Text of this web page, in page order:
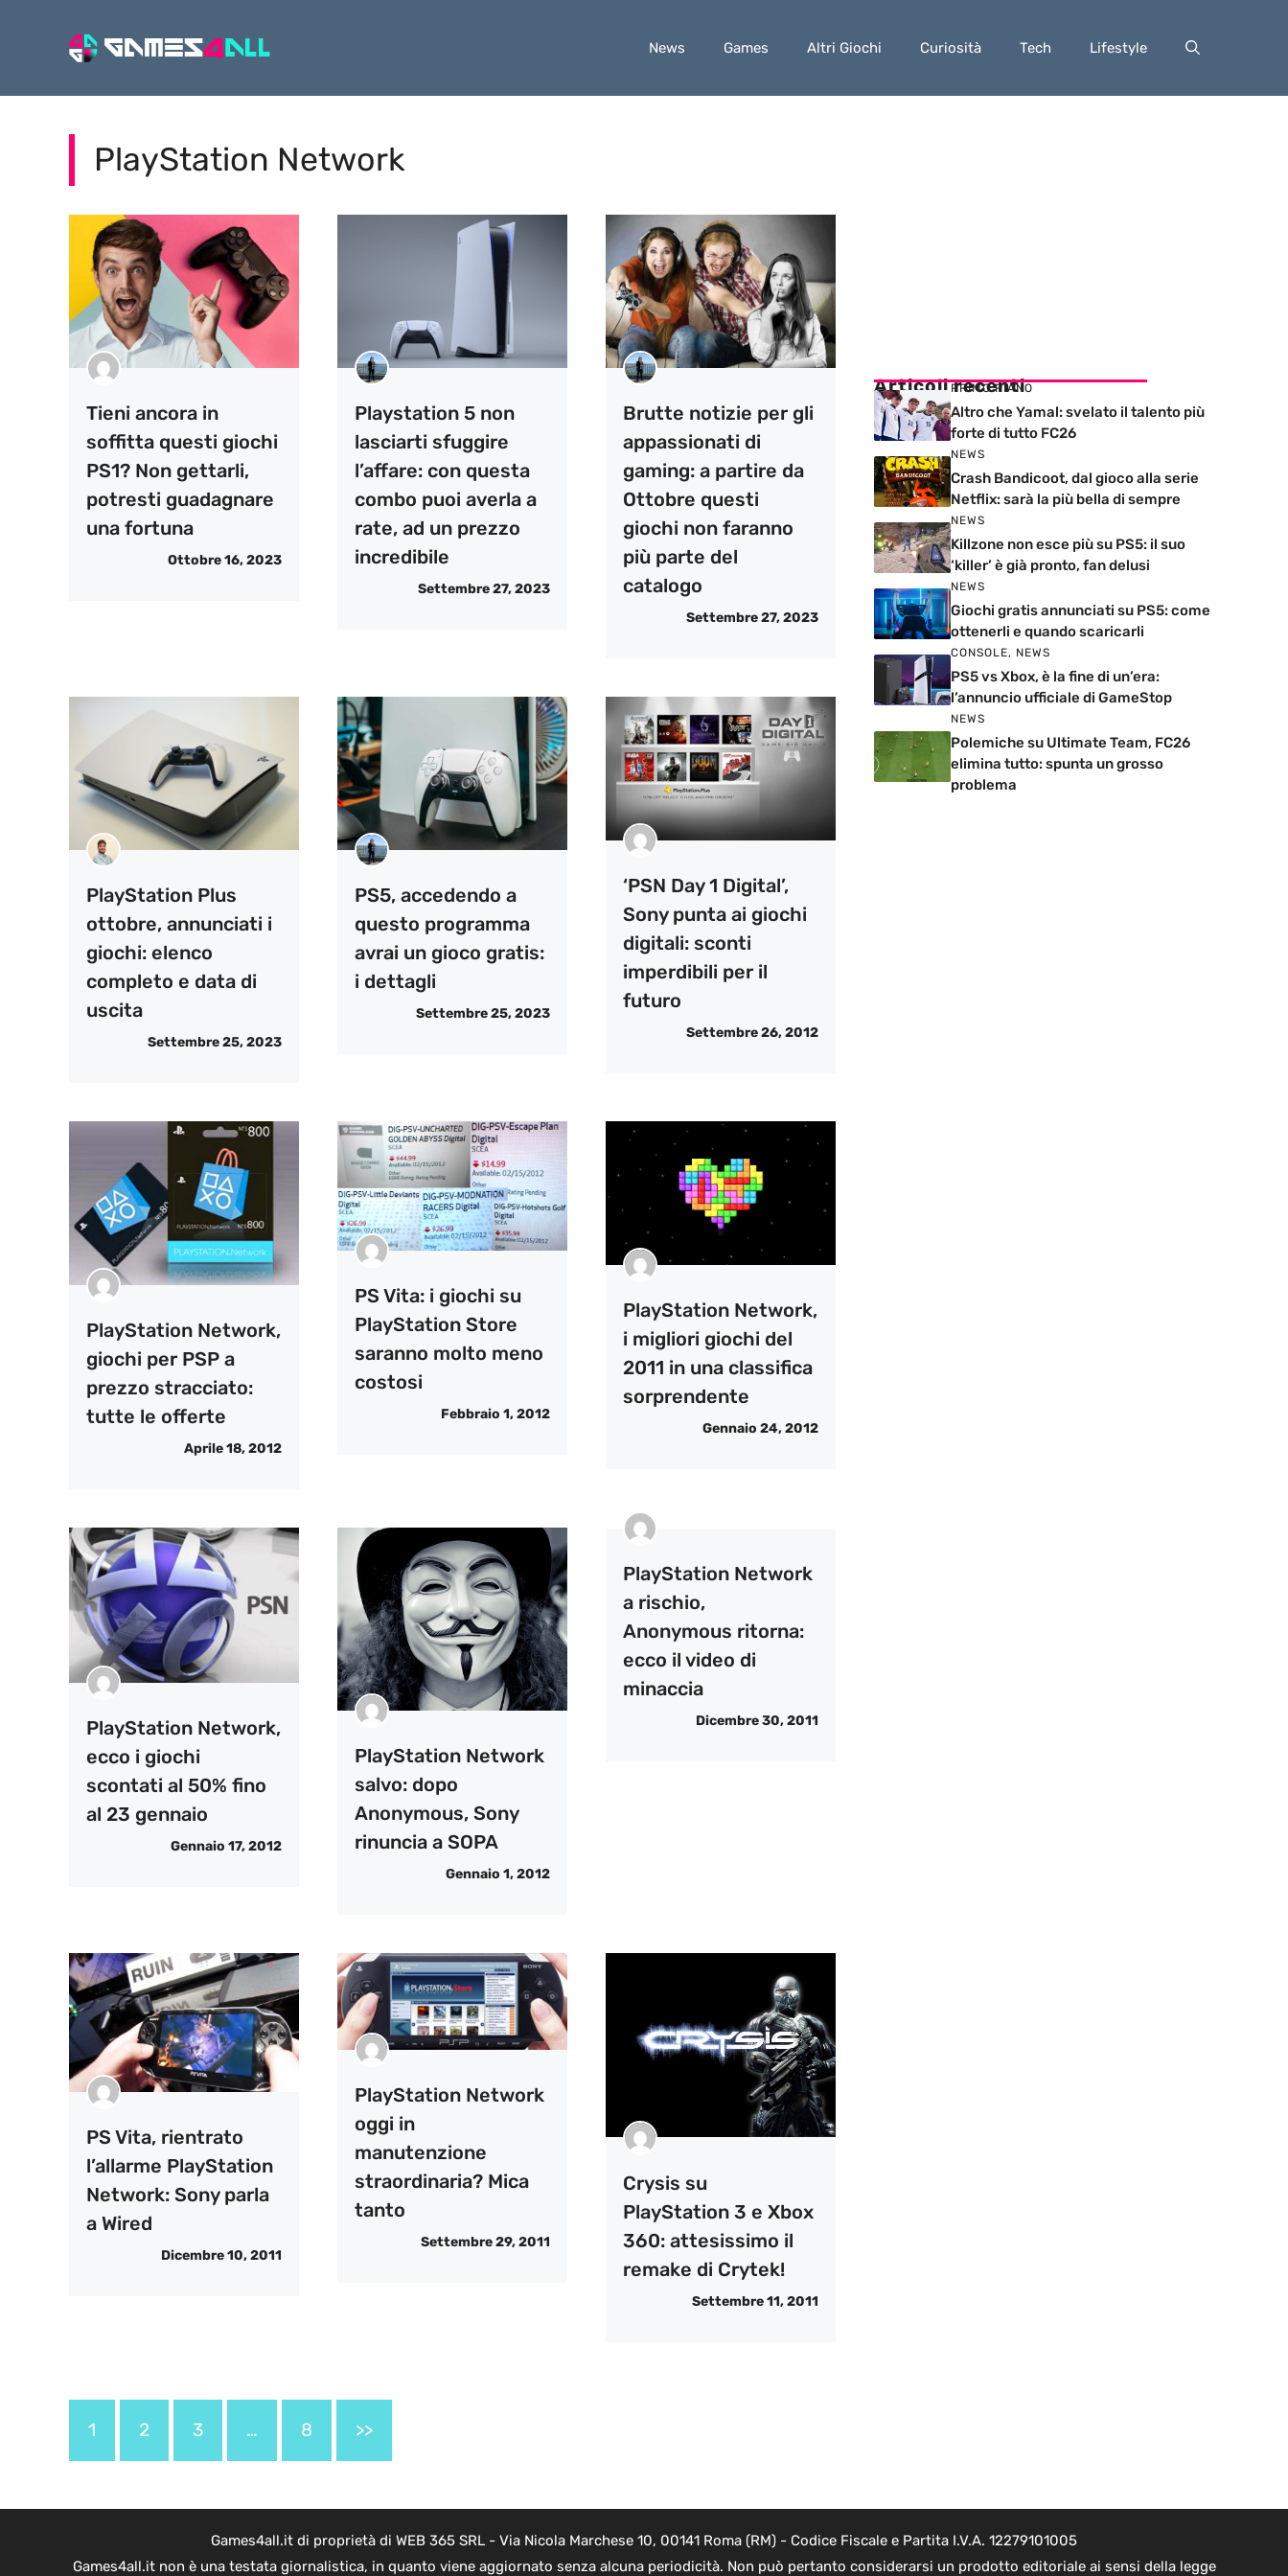
News Games Altri Giochi Curiosità Tech Lifestyle
PlayStation Network
Tieni ancora in
soffitta questi giochi
PS1? Non gettarli,
potresti guadagnare
una fortuna
Ottobre 16, 2023
Playstation 5 non
lasciarti sfuggire
l’affare: con questa
combo puoi averla a
rate, ad un prezzo
incredibile
Settembre 27, 2023
Brutte notizie per gli
appassionati di
gaming: a partire da
Ottobre questi
giochi non faranno
più parte del
catalogo
Settembre 27, 2023
PlayStation Plus
ottobre, annunciati i
giochi: elenco
completo e data di
uscita
Settembre 25, 2023
PS5, accedendo a
questo programma
avrai un gioco gratis:
i dettagli
Settembre 25, 2023
‘PSN Day 1 Digital’,
Sony punta ai giochi
digitali: sconti
imperdibili per il
futuro
Settembre 26, 2012
PlayStation Network,
giochi per PSP a
prezzo stracciato:
tutte le offerte
Aprile 18, 2012
PS Vita: i giochi su
PlayStation Store
saranno molto meno
costosi
Febbraio 1, 2012
PlayStation Network,
i migliori giochi del
2011 in una classifica
sorprendente
Gennaio 24, 2012
PlayStation Network,
ecco i giochi
scontati al 50% fino
al 23 gennaio
Gennaio 17, 2012
PlayStation Network
salvo: dopo
Anonymous, Sony
rinuncia a SOPA
Gennaio 1, 2012
PlayStation Network
a rischio,
Anonymous ritorna:
ecco il video di
minaccia
Dicembre 30, 2011
PS Vita, rientrato
l’allarme PlayStation
Network: Sony parla
a Wired
Dicembre 10, 2011
PlayStation Network
oggi in
manutenzione
straordinaria? Mica
tanto
Settembre 29, 2011
Crysis su
PlayStation 3 e Xbox
360: attesissimo il
remake di Crytek!
Settembre 11, 2011
1 2 3 … 8 >>
Articoli recenti
PRIMO PIANO
Altro che Yamal: svelato il talento più
forte di tutto FC26
NEWS
Crash Bandicoot, dal gioco alla serie
Netflix: sarà la più bella di sempre
NEWS
Killzone non esce più su PS5: il suo
‘killer’ è già pronto, fan delusi
NEWS
Giochi gratis annunciati su PS5: come
ottenerli e quando scaricarli
CONSOLE, NEWS
PS5 vs Xbox, è la fine di un’era:
l’annuncio ufficiale di GameStop
NEWS
Polemiche su Ultimate Team, FC26
elimina tutto: spunta un grosso
problema
Games4all.it di proprietà di WEB 365 SRL - Via Nicola Marchese 10, 00141 Roma (RM) - Codice Fiscale e Partita I.V.A. 12279101005
Games4all.it non è una testata giornalistica, in quanto viene aggiornato senza alcuna periodicità. Non può pertanto considerarsi un prodotto editoriale ai sensi della legge